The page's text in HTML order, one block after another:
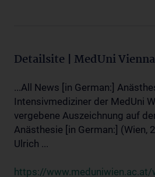
Detailsite | MedUni Vienna
...All News [in German:]
Intensivmediziner der MedUni
vergebene Auszeichnung auf
Anästhesie [in German:] (Wien,
Ulrich ...
https://